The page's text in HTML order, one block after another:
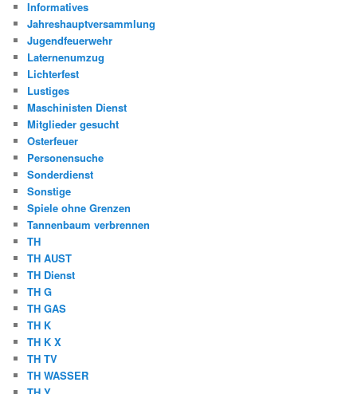
Informatives
Jahreshauptversammlung
Jugendfeuerwehr
Laternenumzug
Lichterfest
Lustiges
Maschinisten Dienst
Mitglieder gesucht
Osterfeuer
Personensuche
Sonderdienst
Sonstige
Spiele ohne Grenzen
Tannenbaum verbrennen
TH
TH AUST
TH Dienst
TH G
TH GAS
TH K
TH K X
TH TV
TH WASSER